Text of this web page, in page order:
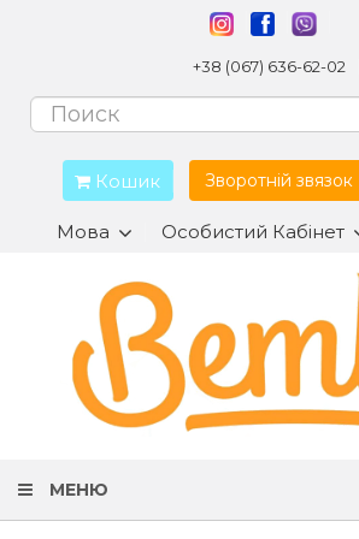
+38 (067) 636-62-02
Кошик Зворотній звязок
Мова Особистий Кабінет
МЕНЮ